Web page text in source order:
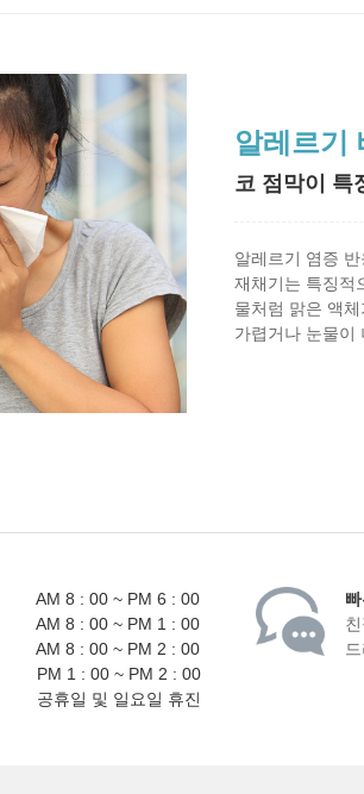
알레르기
코 점막이 특
알레르기 염증
재채기는 특징적
물처럼 맑은 액
가렵거나 눈물이
AM 8 : 00 ~ PM 6 : 00
AM 8 : 00 ~ PM 1 : 00
AM 8 : 00 ~ PM 2 : 00
PM 1 : 00 ~ PM 2 : 00
공휴일 및 일요일 휴진